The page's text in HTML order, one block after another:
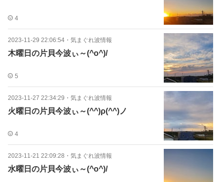
4
2023-11-29 22:06:54 ・ 気まぐれ波情報
木曜日の片貝今波ぃ～(^o^)/
5
2023-11-27 22:34:29 ・ 気まぐれ波情報
火曜日の片貝今波ぃ～(^^)ρ(^^)ノ
4
2023-11-21 22:09:28 ・ 気まぐれ波情報
水曜日の片貝今波ぃ～(^o^)/